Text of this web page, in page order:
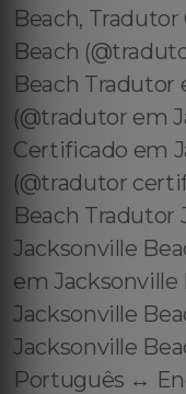
Beach,
Beach
Beach Tradutor
(@tradutor em
Certificado em
(@tradutor
Beach Tradutor
Jacksonville
em
Jacksonville
Jacksonville
Português ↔️